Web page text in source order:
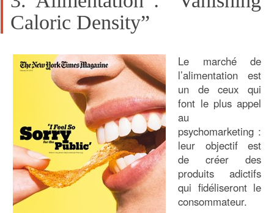
Caloric Density”
Le marché de
l’alimentation est
un de ceux qui
font le plus appel
au
psychomarketing :
leur objectif est
de créer des
produits adictifs
qui fidéliseront le
consommateur.